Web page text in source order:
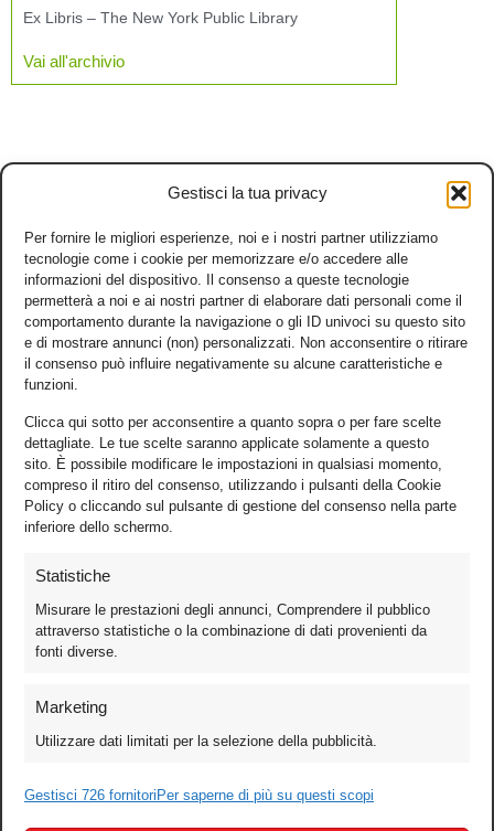
Gestisci la tua privacy
Per fornire le migliori esperienze, noi e i nostri partner utilizziamo
tecnologie come i cookie per memorizzare e/o accedere alle
informazioni del dispositivo. Il consenso a queste tecnologie
permetterà a noi e ai nostri partner di elaborare dati personali come il
comportamento durante la navigazione o gli ID univoci su questo sito
e di mostrare annunci (non) personalizzati. Non acconsentire o ritirare
il consenso può influire negativamente su alcune caratteristiche e
funzioni.
Clicca qui sotto per acconsentire a quanto sopra o per fare scelte
dettagliate. Le tue scelte saranno applicate solamente a questo
sito. È possibile modificare le impostazioni in qualsiasi momento,
compreso il ritiro del consenso, utilizzando i pulsanti della Cookie
Policy o cliccando sul pulsante di gestione del consenso nella parte
inferiore dello schermo.
Statistiche
Misurare le prestazioni degli annunci, Comprendere il pubblico
attraverso statistiche o la combinazione di dati provenienti da
fonti diverse.
Marketing
Utilizzare dati limitati per la selezione della pubblicità.
Gestisci 726 fornitori Per saperne di più su questi scopi
Ex Libris – The New York Public Library
Vai all'archivio
Games